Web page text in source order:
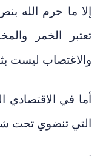
إلا ما حرم الله
تعتبر الخمر
والاغتصاب ليست
أما في الاقتصادي
التي تنضوي تحت